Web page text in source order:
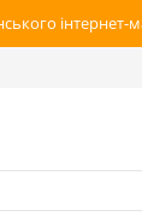
інтернет-